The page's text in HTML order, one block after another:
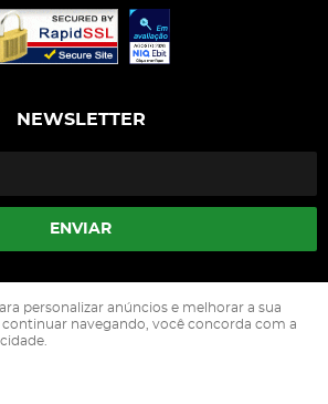
NEWSLETTER
ENVIAR
05.500.229/0002-90
personalizar anúncios e melhorar a sua
continuar navegando, você concorda com a